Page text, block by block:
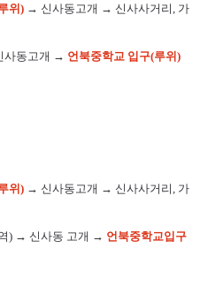
위) → 신사동고개 → 신사사거리, 가
동고개 → 언북중학교 입구(루위)
위) → 신사동고개 → 신사사거리, 가
) → 신사동 고개 → 언북중학교입구